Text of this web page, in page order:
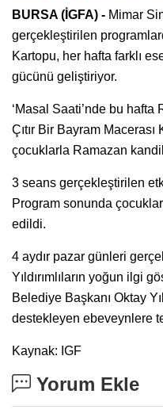
BURSA (İGFA) - Mimar
gerçekleştirilen
Kartopu, her hafta farklı
gücünü geliştiriyor.
‘Masal Saati’nde bu hafta
Çıtır Bir Bayram Macerası
çocuklarla Ramazan
3 seans gerçekleştirilen
Program sonunda
edildi.
4 aydır pazar günleri
Yıldırımlıların yoğun ilgi
Belediye Başkanı Oktay
destekleyen ebeveynlere
Kaynak: IGF
Yorum Ekle